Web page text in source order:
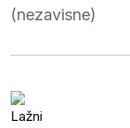
(nezavisne)